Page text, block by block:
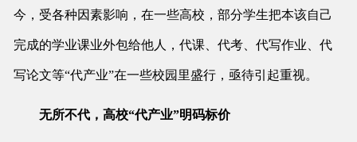
人才招聘
联系我们
今，受各种因素影响，在一些高校，部分学生把本该自己
完成的学业课业外包给他人，代课、代考、代写作业、代
写论文等“代产业”在一些校园里盛行，亟待引起重视。
无所不代，高校“代产业”明码标价